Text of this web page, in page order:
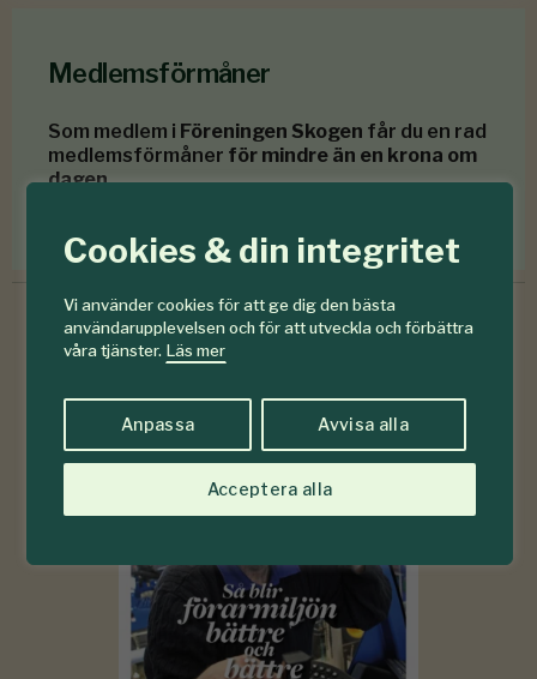
Cookies & din integritet
Vi använder cookies för att ge dig den bästa
användarupplevelsen och för att utveckla och förbättra
våra tjänster. Läs mer
Anpassa Avvisa alla
Acceptera alla
Medlemsförmåner
Som medlem i Föreningen Skogen får du en rad
medlemsförmåner för mindre än en krona om
dagen.
6-7
2026